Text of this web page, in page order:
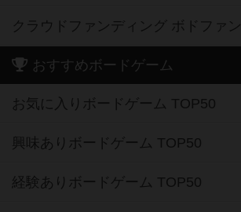
クラウドファンディング ボドファン
おすすめボードゲーム
お気に入りボードゲーム TOP50
興味ありボードゲーム TOP50
経験ありボードゲーム TOP50